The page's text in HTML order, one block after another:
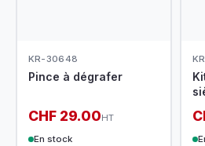
KR-30648
Pince à dégrafer
CHF 29.00HT
En stock